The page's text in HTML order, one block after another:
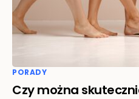
PORADY
Czy można